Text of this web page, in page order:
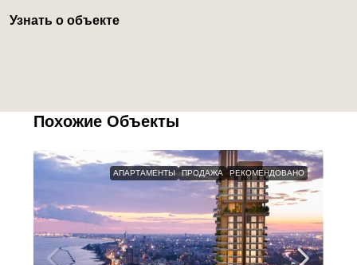
Узнать о объекте
Похожие Объекты
АПАРТАМЕНТЫ ПРОДАЖА РЕКОМЕНДОВАНО